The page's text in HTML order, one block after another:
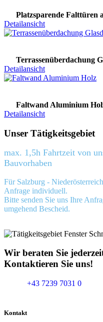
Platzsparende Falttüren
Detailansicht
Terrassenüberdachung
Detailansicht
Faltwand Aluminium
Detailansicht
Unser Tätigkeitsgebiet
max. 1,5h Fahrtzeit von
Bauvorhaben
Für Salzburg -
Anfrage individuell.
Bitte senden Sie uns Ihre
umgehend Bescheid.
Wir beraten Sie
Kontaktieren Sie uns!
+43 7239 7031 0
Kontakt